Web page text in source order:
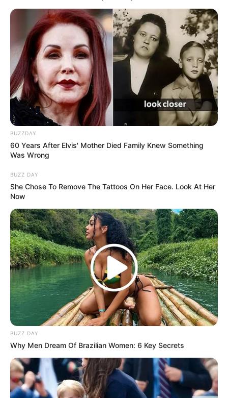
Ia pun memutuskan untuk mengamputasi lengannya dengan
tawaran dari ahli bedah Bangkok. Dalam perjalanannya, ia
bertemu dengan Na (Supaksorn Chaimongkol) yang menaruh
empati pada Kwan. Na merupakan sesama tumpangan yang dia
selamatkan dari percobaan pemerkosaan.
Keduanya sangat mirip, mereka berdua memiliki sedikit tambahan
sesuatu yang tidak ingin mereka miliki.
13. I Fine Thank You, Love You imdb
(foto: imdb)
I Fine Thank You, Love Youbercerita mengenai seorang gadis
Jepang, Kaya (Sora Aoi), yang mencampakkan pacar Thailand-
nya Yim (Sunny Suwanmethanon).
Hal itu karena dia tidak bisa berbahasa Inggris dan Kaya tidak bisa
berbahasa Thailand.
Ketika Kaya berangkat ke Amerika, Yim, bertekad untuk
BUZZDAY
60 Years After Elvis' Mother Died Family Knew Something
Was Wrong
BUZZ DAY
She Chose To Remove The Tattoos On Her Face. Look At Her
Now
BUZZ DAY
Why Men Dream Of Brazilian Women: 6 Key Secrets